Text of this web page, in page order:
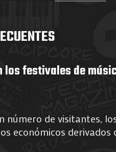
los festivales de
número de visitantes,
económicos derivados